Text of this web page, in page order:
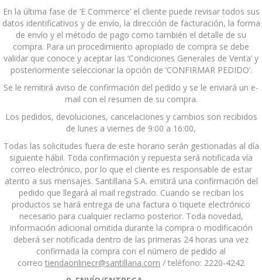
En la última fase de ‘E Commerce’ el cliente puede revisar todos sus
datos identificativos y de envío, la dirección de facturación, la forma
de envío y el método de pago como también el detalle de su
compra. Para un procedimiento apropiado de compra se debe
validar que conoce y aceptar las ‘Condiciones Generales de Venta’ y
posteriormente seleccionar la opción de ‘CONFIRMAR PEDIDO’.
Se le remitirá aviso de confirmación del pedido y se le enviará un e-
mail con el resumen de su compra.
Los pedidos, devoluciones, cancelaciones y cambios son recibidos
de lunes a viernes de 9:00 a 16:00,
Todas las solicitudes fuera de este horario serán gestionadas al día
siguiente hábil. Toda confirmación y repuesta será notificada vía
correo electrónico, por lo que el cliente es responsable de estar
atento a sus mensajes. Santillana S.A. emitirá una confirmación del
pedido que llegará al mail registrado. Cuando se reciban los
productos se hará entrega de una factura o tiquete electrónico
necesario para cualquier reclamo posterior. Toda novedad,
información adicional omitida durante la compra o modificación
deberá ser notificada dentro de las primeras 24 horas una vez
confirmada la compra con el número de pedido al
correo tiendaonlinecr@santillana.com / teléfono: 2220-4242